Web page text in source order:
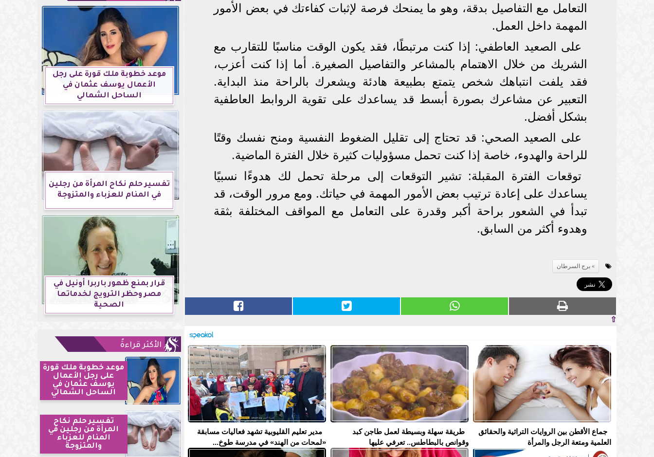
التعامل مع التفاصيل بدقة، وهو ما يمنحك فرصة لإثبات كفاءتك في بعض الأمور
المهمة داخل العمل.
على الصعيد العاطفي: إذا كنت مرتبطًا، فقد يكون الوقت مناسبًا للتقارب مع
الشريك من خلال الاهتمام بالمشاعر والتفاصيل الصغيرة. أما إذا كنت أعزب،
فقد يلفت انتباهك شخص يتمتع بطبيعة هادئة ويشعرك بالراحة منذ البداية.
التعبير عن مشاعرك بصورة أبسط قد يساعدك على تقوية الروابط العاطفية
بشكل أفضل.
على الصعيد الصحي: قد تحتاج إلى تقليل الضغوط النفسية ومنح نفسك وقتًا
للراحة والهدوء، خاصة إذا كنت تحمل مسؤوليات كثيرة خلال الفترة الماضية.
توقعات الفترة المقبلة: تشير التوقعات إلى مرحلة تحمل لك هدوءًا نسبيًا
يساعدك على إعادة ترتيب بعض الأمور المهمة في حياتك. ومع مرور الوقت، قد
تبدأ في الشعور براحة أكبر وقدرة على التعامل مع المواقف المختلفة بثقة
وهدوء أكثر من السابق.
برج السرطان
⇧
جماع الأقطن بين الروايات التراثية والحقائق
العلمية ومتعة الرجل والمرأة
طريقة سهلة وبسيطة لعمل طاجن كبد
وقوانص بالبطاطس.. تعرفي عليها
مدير تعليم القليوبية تشهد فعاليات مسابقة
«لمحات من الهند» في مدرسة طوخ...
موعد خطوبة ملك قورة على رجل
الأعمال يوسف عثمان في
الساحل الشمالي
تفسير حلم نكاح المرأة من رجلين
في المنام للعزباء والمتزوجة
قرار بمنع ظهور باربرا أونيل في
مصر وحظر الترويج لخدماتها
الصحية
الأكثر قراءةً
موعد خطوبة ملك قورة
على رجل الأعمال
يوسف عثمان في
الساحل الشمالي
تفسير حلم نكاح
المرأة من رجلين في
المنام للعزباء
والمتزوجة